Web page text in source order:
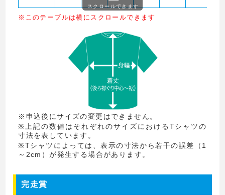
※このテーブルは横にスクロールできます
スクロールできます
※申込後にサイズの変更はできません。
※上記の数値はそれぞれのサイズにおけるTシャツの
寸法を表しています。
※Tシャツによっては、表示の寸法から若干の誤差（1
～2cm）が発生する場合があります。
完走賞